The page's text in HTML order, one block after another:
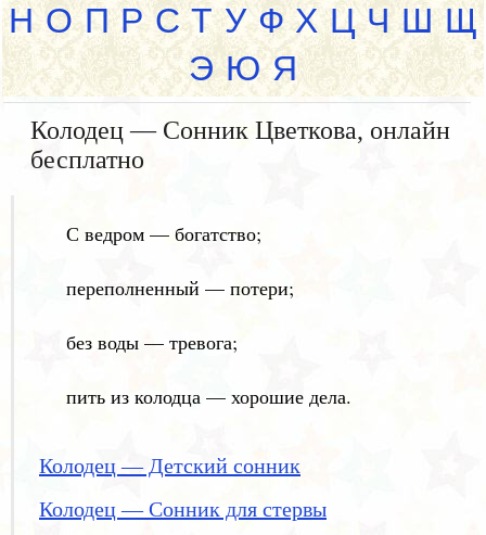
Н О П Р С Т У Ф Х Ц Ч Ш Щ
Э Ю Я
Колодец — Сонник Цветкова, онлайн
бесплатно
С ведром — богатство;
переполненный — потери;
без воды — тревога;
пить из колодца — хорошие дела.
Колодец — Детский сонник
Колодец — Сонник для стервы